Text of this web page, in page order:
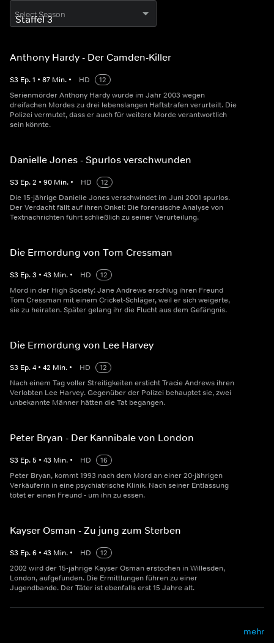
Select Season
Anthony Hardy - Der Camden-Killer
S3 Ep.1 • 87 Min. • HD
12
Serienmörder Anthony Hardy wurde im Jahr 2003 wegen
dreifachen Mordes zu drei lebenslangen Haftstrafen verurteilt. Die
Polizei vermutet, dass er auch für weitere Morde verantwortlich
sein könnte.
Danielle Jones - Spurlos verschwunden
S3 Ep.2 • 90 Min. • HD
12
Die 15-jährige Danielle Jones verschwindet im Juni 2001 spurlos.
Der Verdacht fällt auf ihren Onkel: Die forensische Analyse von
Textnachrichten führt schließlich zu seiner Verurteilung.
Die Ermordung von Tom Cressman
S3 Ep.3 • 43 Min. • HD
12
Mord in der High Society: Jane Andrews erschlug ihren Freund
Tom Cressman mit einem Cricket-Schläger, weil er sich weigerte,
sie zu heiraten. Später gelang ihr die Flucht aus dem Gefängnis.
Die Ermordung von Lee Harvey
S3 Ep.4 • 42 Min. • HD
12
Nach einem Tag voller Streitigkeiten ersticht Tracie Andrews ihren
Verlobten Lee Harvey. Gegenüber der Polizei behauptet sie, zwei
unbekannte Männer hätten die Tat begangen.
Peter Bryan - Der Kannibale von London
S3 Ep.5 • 43 Min. • HD
16
Peter Bryan, kommt 1993 nach dem Mord an einer 20-jährigen
Verkäuferin in eine psychiatrische Klinik. Nach seiner Entlassung
tötet er einen Freund - um ihn zu essen.
Kayser Osman - Zu jung zum Sterben
S3 Ep.6 • 43 Min. • HD
12
2002 wird der 15-jährige Kayser Osman erstochen in Willesden,
London, aufgefunden. Die Ermittlungen führen zu einer
Jugendbande. Der Täter ist ebenfalls erst 15 Jahre alt.
mehr